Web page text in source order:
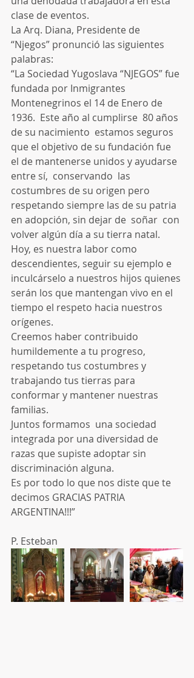
clase de eventos.
La Arq. Diana, Presidente de
“Njegos” pronunció las siguientes
palabras:
“La Sociedad Yugoslava “NJEGOS” fue
fundada por Inmigrantes
Montenegrinos el 14 de Enero de
1936.  Este año al cumplirse  80 años
de su nacimiento  estamos seguros
que el objetivo de su fundación fue
el de mantenerse unidos y ayudarse
entre sí,  conservando  las
costumbres de su origen pero
respetando siempre las de su patria
en adopción, sin dejar de  soñar  con
volver algún día a su tierra natal.
Hoy, es nuestra labor como
descendientes, seguir su ejemplo e
inculcárselo a nuestros hijos quienes
serán los que mantengan vivo en el
tiempo el respeto hacia nuestros
orígenes.
Creemos haber contribuido
humildemente a tu progreso,
respetando tus costumbres y
trabajando tus tierras para
conformar y mantener nuestras
familias.
Juntos formamos  una sociedad
integrada por una diversidad de
razas que supiste adoptar sin
discriminación alguna.
Es por todo lo que nos diste que te
decimos GRACIAS PATRIA
ARGENTINA!!!”
P. Esteban